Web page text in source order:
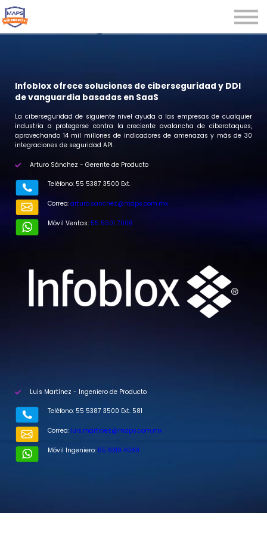
Seminarios
Iniciar sesión
Infoblox ofrece soluciones de ciberseguridad y DDI
de vanguardia basadas en SaaS
La ciberseguridad de siguiente nivel ayuda a las empresas de cualquier
industria a protegerse contra la creciente avalancha de ciberataques,
aprovechando 14 mil millones de indicadores de amenazas y más de 30
integraciones de seguridad API.
Arturo Sánchez - Gerente de Producto
Teléfono: 55 5387 3500 Ext.
Correo: arturo.sanchez@maps.com.mx
Móvil Ventas: 55 5501 7006
Luis Martínez - Ingeniero de Producto
Teléfono: 55 5387 3500 Ext. 581
Correo: luis.martinez@maps.com.mx
Móvil Ingeniero: 55 6319 4088